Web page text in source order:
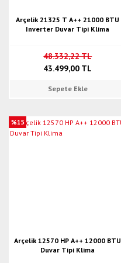
Arçelik 21325 T A++ 21000 BTU
Inverter Duvar Tipi Klima
48.332,22 TL
43.499,00 TL
Sepete Ekle
%15
Arçelik 12570 HP A++ 12000 BTU
Duvar Tipi Klima